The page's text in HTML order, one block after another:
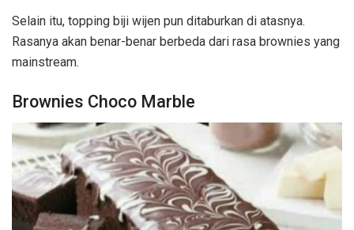
Selain itu, topping biji wijen pun ditaburkan di atasnya.
Rasanya akan benar-benar berbeda dari rasa brownies yang
mainstream.
Brownies Choco Marble